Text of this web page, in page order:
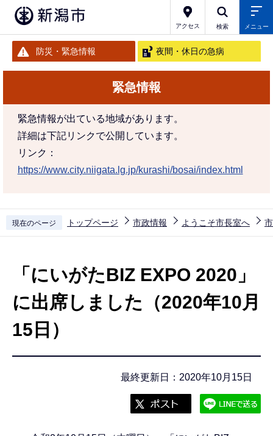
アクセス 検索 メニュー
防災・緊急情報 夜間・休日の急病
緊急情報
緊急情報が出ている地域があります。
詳細は下記リンクで公開しています。
リンク：
https://www.city.niigata.lg.jp/kurashi/bosai/index.html
現在のページ トップページ 市政情報 ようこそ市長室へ
「にいがたBIZ EXPO 2020」
に出席しました（2020年10月
15日）
最終更新日：2020年10月15日